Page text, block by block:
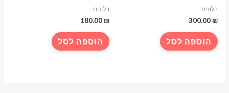
בלונים
300.00 ₪
הוספה לסל
בלונים
180.00 ₪
הוספה לסל